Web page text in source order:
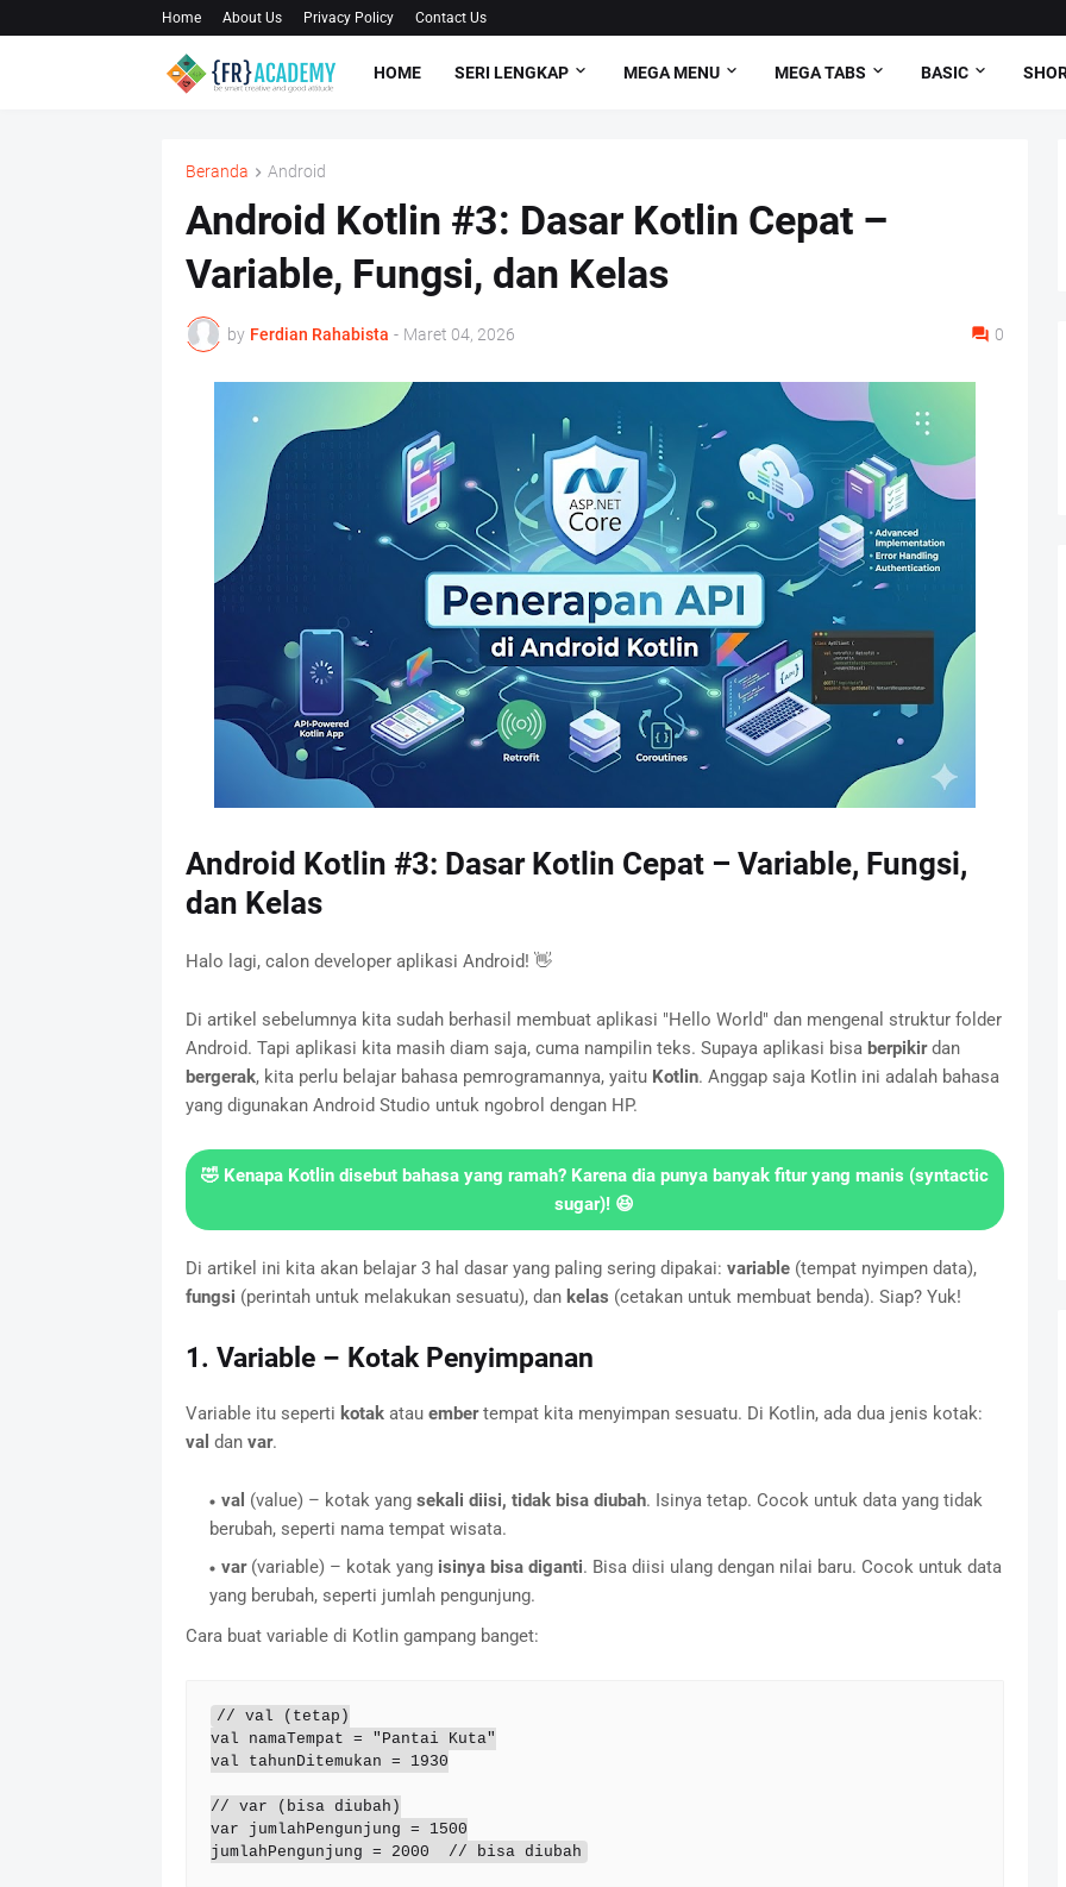
Home About Us Privacy Policy Contact Us
HOME SERI LENGKAP MEGA MENU MEGA TABS BASIC
Beranda Android
Android Kotlin #3: Dasar Kotlin Cepat –
Variable, Fungsi, dan Kelas
by Ferdian Rahabista - Maret 04, 2026 0
Android Kotlin #3: Dasar Kotlin Cepat – Variable, Fungsi,
dan Kelas
Halo lagi, calon developer aplikasi Android! 👋
Di artikel sebelumnya kita sudah berhasil membuat aplikasi "Hello World" dan mengenal struktur folder
Android. Tapi aplikasi kita masih diam saja, cuma nampilin teks. Supaya aplikasi bisa berpikirdan
bergerak, kita perlu belajar bahasa pemrogramannya, yaitu Kotlin. Anggap saja Kotlin ini adalah bahasa
yang digunakan Android Studio untuk ngobrol dengan HP.
🤣 Kenapa Kotlin disebut bahasa yang ramah? Karena dia punya banyak fitur yang manis (syntactic
sugar)! 😆
Di artikel ini kita akan belajar 3 hal dasar yang paling sering dipakai: variable(tempat nyimpen data),
fungsi (perintah untuk melakukan sesuatu), dan kelas (cetakan untuk membuat benda). Siap? Yuk!
1. Variable – Kotak Penyimpanan
Variable itu seperti kotakatau embertempat kita menyimpan sesuatu. Di Kotlin, ada dua jenis kotak:
val dan var.
val (value) – kotak yang sekali diisi, tidak bisa diubah. Isinya tetap. Cocok untuk data yang tidak
berubah, seperti nama tempat wisata.
var(variable) – kotak yang isinya bisa diganti. Bisa diisi ulang dengan nilai baru. Cocok untuk data
yang berubah, seperti jumlah pengunjung.
Cara buat variable di Kotlin gampang banget:
// val (tetap)
val namaTempat = "Pantai Kuta"
val tahunDitemukan = 1930
// var (bisa diubah)
var jumlahPengunjung = 1500
jumlahPengunjung = 2000  // bisa diubah